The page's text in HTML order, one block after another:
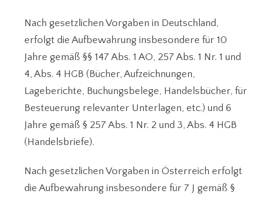
Nach gesetzlichen Vorgaben in Deutschland,
erfolgt die Aufbewahrung insbesondere für 10
Jahre gemäß §§ 147 Abs. 1 AO, 257 Abs. 1 Nr. 1 und
4, Abs. 4 HGB (Bücher, Aufzeichnungen,
Lageberichte, Buchungsbelege, Handelsbücher, für
Besteuerung relevanter Unterlagen, etc.) und 6
Jahre gemäß § 257 Abs. 1 Nr. 2 und 3, Abs. 4 HGB
(Handelsbriefe).
Nach gesetzlichen Vorgaben in Österreich erfolgt
die Aufbewahrung insbesondere für 7 J gemäß §